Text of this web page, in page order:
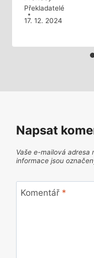
Překladatelé
17. 12. 2024
Napsat
Vaše e-mailová adresa
informace jsou
Komentář *